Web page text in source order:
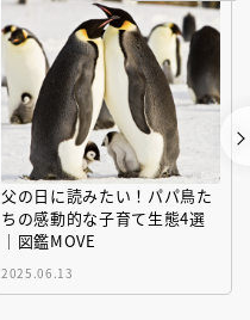
父の日に読みたい！パパ鳥た
ちの感動的な子育て生態4選
｜図鑑MOVE
2025.06.13